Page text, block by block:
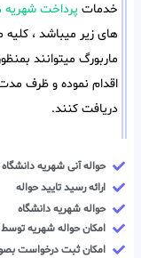
خدمات پرداخت شهریه
های زیر میباشد ،
ماربورگ میتوانند
اقدام نموده و ظرف
دریافت کنند.
حواله آنی شهریه دانشگاه
ارائه رسید تایید حواله
حواله شهریه دانشگاه
امکان حواله شهریه
امکان ثبت درخواست